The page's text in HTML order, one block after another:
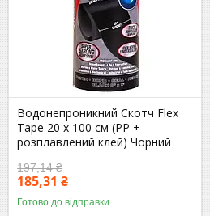
Водонепроникний Скотч Flex
Tape 20 х 100 см (PP +
розплавлений клей) Чорний
197,14 ₴
185,31 ₴
Готово до відправки